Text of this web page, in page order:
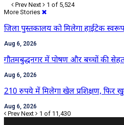
Prev Next
1 of 5,524
More Stories
जिला पुस्तकालय को मिलेगा हाईटेक
Aug 6, 2026
गौतमबुद्धनगर में पोषण और बच्चों की
Aug 6, 2026
210 रुपये में मिलेगा खेल प्रशिक्षण, फिर
Aug 6, 2026
Prev Next 1 of 11,430